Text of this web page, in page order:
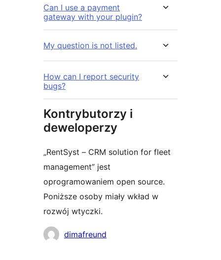
Can I use a payment
gateway with your plugin?
My question is not listed.
How can I report security
bugs?
Kontrybutorzy i
deweloperzy
„RentSyst – CRM solution for fleet
management” jest
oprogramowaniem open source.
Poniższe osoby miały wkład w
rozwój wtyczki.
Zaangażowani
dimafreund